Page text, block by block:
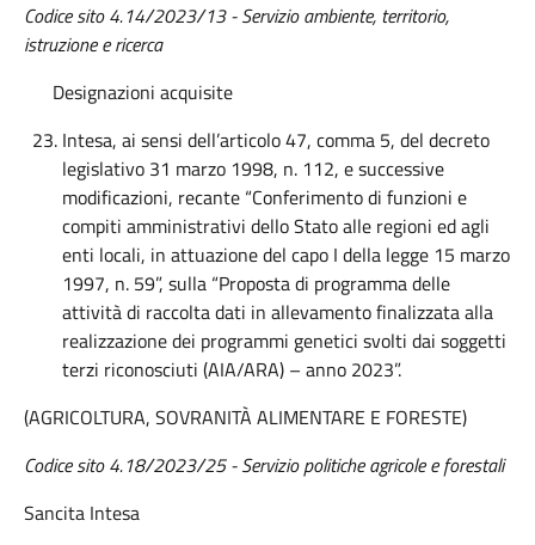
Codice sito 4.14/2023/13 - Servizio ambiente, territorio,
istruzione e ricerca
Designazioni acquisite
Intesa, ai sensi dell’articolo 47, comma 5, del decreto
legislativo 31 marzo 1998, n. 112, e successive
modificazioni, recante “Conferimento di funzioni e
compiti amministrativi dello Stato alle regioni ed agli
enti locali, in attuazione del capo I della legge 15 marzo
1997, n. 59”, sulla “Proposta di programma delle
attività di raccolta dati in allevamento finalizzata alla
realizzazione dei programmi genetici svolti dai soggetti
terzi riconosciuti (AIA/ARA) – anno 2023”.
(AGRICOLTURA, SOVRANITÀ ALIMENTARE E FORESTE)
Codice sito 4.18/2023/25 - Servizio politiche agricole e forestali
Sancita Intesa